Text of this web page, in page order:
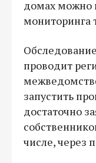
домах можно
мониторинга
проводит
запустить
достаточно
числе, через